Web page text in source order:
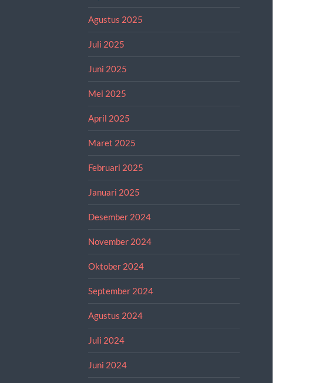
Agustus 2025
Juli 2025
Juni 2025
Mei 2025
April 2025
Maret 2025
Februari 2025
Januari 2025
Desember 2024
November 2024
Oktober 2024
September 2024
Agustus 2024
Juli 2024
Juni 2024